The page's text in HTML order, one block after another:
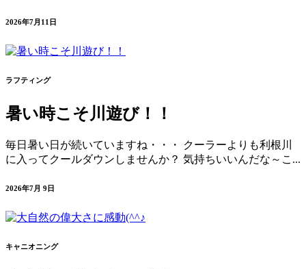
2026年7月11日
ラフティング
暑い時こそ川遊び！！
毎日暑い日が続いていますね・・・ クーラーよりも利根川
に入ってクールダウンしませんか？ 気持ちいいんだな～こ...
2026年7月 9日
キャニオニング